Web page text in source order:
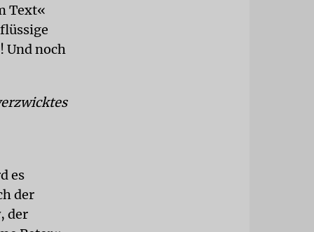
Text«
Und noch
es
der
der